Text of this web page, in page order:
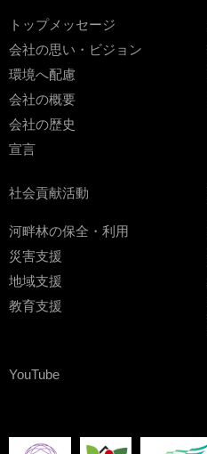
トップメッセージ
会社の思い・ビジョン
環境へ配慮
会社の概要
会社の歴史
宣言
社会貢献活動
河畔林の保全・利用
災害支援
地域支援
教育支援
YouTube